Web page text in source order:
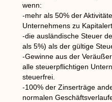
wenn:
-mehr als 50% der
Unternehmens zu
-die ausländische Steuer
als 5%) als der gültige
-Gewinne aus der
alle steuerpflichtigen
steuerfrei.
-100% der Zinserträge
normalen